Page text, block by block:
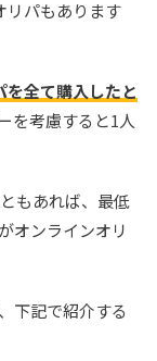
リパもあります
全て購入したと
を考慮すると1人
もあれば、最低
オンラインオリ
下記で紹介する